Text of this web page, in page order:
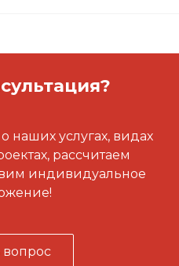
наших услугах, видах
рассчитаем
индивидуальное
вопрос